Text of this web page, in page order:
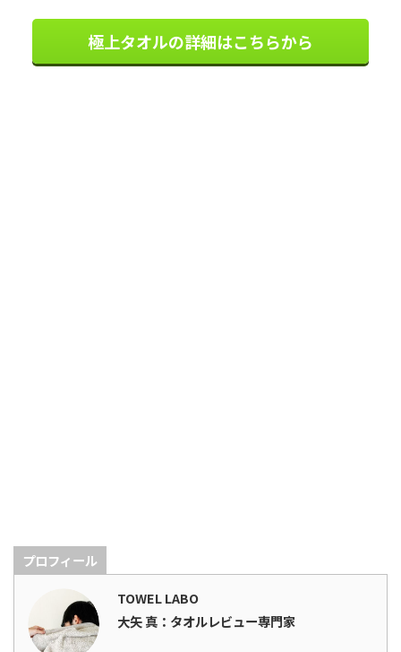
極上タオルの詳細はこちらから
プロフィール
TOWEL LABO
大矢 真：タオルレビュー専門家